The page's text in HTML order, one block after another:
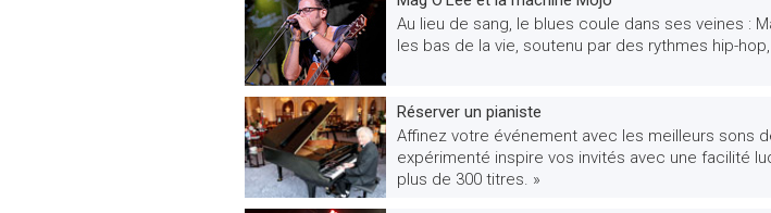
Au lieu de sang, le blues coule dans ses veines :
les bas de la vie, soutenu par des rythmes hip-
Réserver un pianiste
Affinez votre événement avec les meilleurs sons
expérimenté inspire vos invités avec une facilité
plus de 300 titres. »